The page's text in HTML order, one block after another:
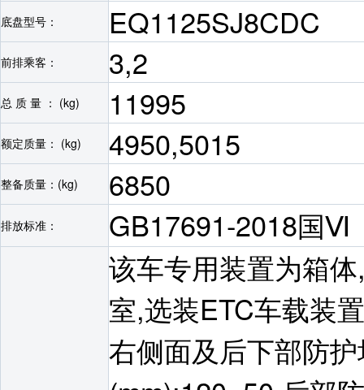
底盘型号： EQ1125SJ8CDC
前排乘客： 3,2
总 质 量 ： (kg) 11995
额定质量： (kg) 4950,5015
整备质量：(kg) 6850
排放标准： GB17691-2018国Ⅵ
该车专用装置为箱
室,选装ETC车载装
右侧面及后下部防